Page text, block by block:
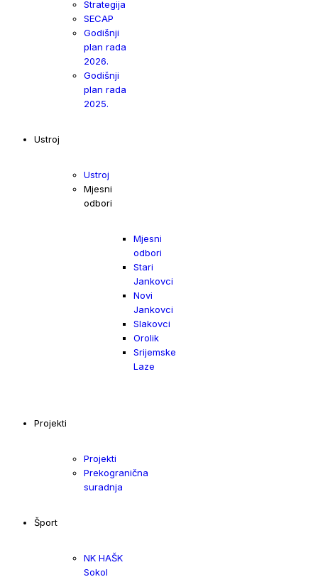
Strategija
SECAP
Godišnji
plan rada
2026.
Godišnji
plan rada
2025.
Ustroj
Ustroj
Mjesni
odbori
Mjesni
odbori
Stari
Jankovci
Novi
Jankovci
Slakovci
Orolik
Srijemske
Laze
Projekti
Projekti
Prekogranična
suradnja
Šport
NK HAŠK
Sokol